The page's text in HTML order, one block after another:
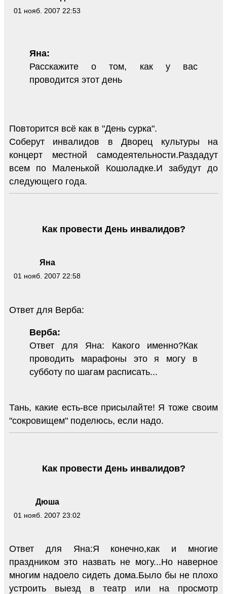
01 нояб. 2007 22:53
Яна:
Расскажите о том, как у вас
проводится этот день
Повторится всё как в "День сурка".
Соберут инвалидов в Дворец культуры на
концерт местной самодеятельности.Раздадут
всем по Маленькой Кошоладке.И забудут до
следующего года.
Яна
01 нояб. 2007 22:58
Как провести День инвалидов?
Ответ для Верба:
Верба:
Ответ для Яна: Какого именно?Как
проводить марафоны это я могу в
субботу по шагам расписать...
Тань, какие есть-все присылайте! Я тоже своим
"сокровищем" поделюсь, если надо.
Дюша
01 нояб. 2007 23:02
Как провести День инвалидов?
Ответ для Яна:Я конечно,как и многие
праздником это назвать не могу...Но наверное
многим надоело сидеть дома.Было бы не плохо
устроить выезд в театр или на просмотр